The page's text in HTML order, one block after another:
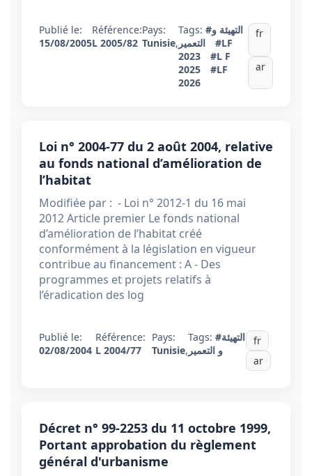
Publié le:
15/08/2005
Référence:
L 2005/82
Pays:
Tunisie,
Tags: #التهيئة و
التعمير
#LF
2023
#L F
2025
#LF
2026
fr
ar
Loi n° 2004-77 du 2 août 2004, relative
au fonds national d’amélioration de
l’habitat
Modifiée par : - Loi n° 2012-1 du 16 mai
2012 Article premier Le fonds national
d’amélioration de l’habitat créé
conformément à la législation en vigueur
contribue au financement : A - Des
programmes et projets relatifs à
l’éradication des log
Publié le:
02/08/2004
Référence:
L 2004/77
Pays:
Tunisie,
Tags: #التهيئة
و التعمير
fr
ar
Décret n° 99-2253 du 11 octobre 1999,
Portant approbation du règlement
général d'urbanisme